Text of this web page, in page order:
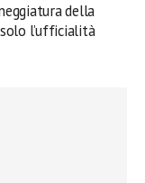
della
l’ufficialità